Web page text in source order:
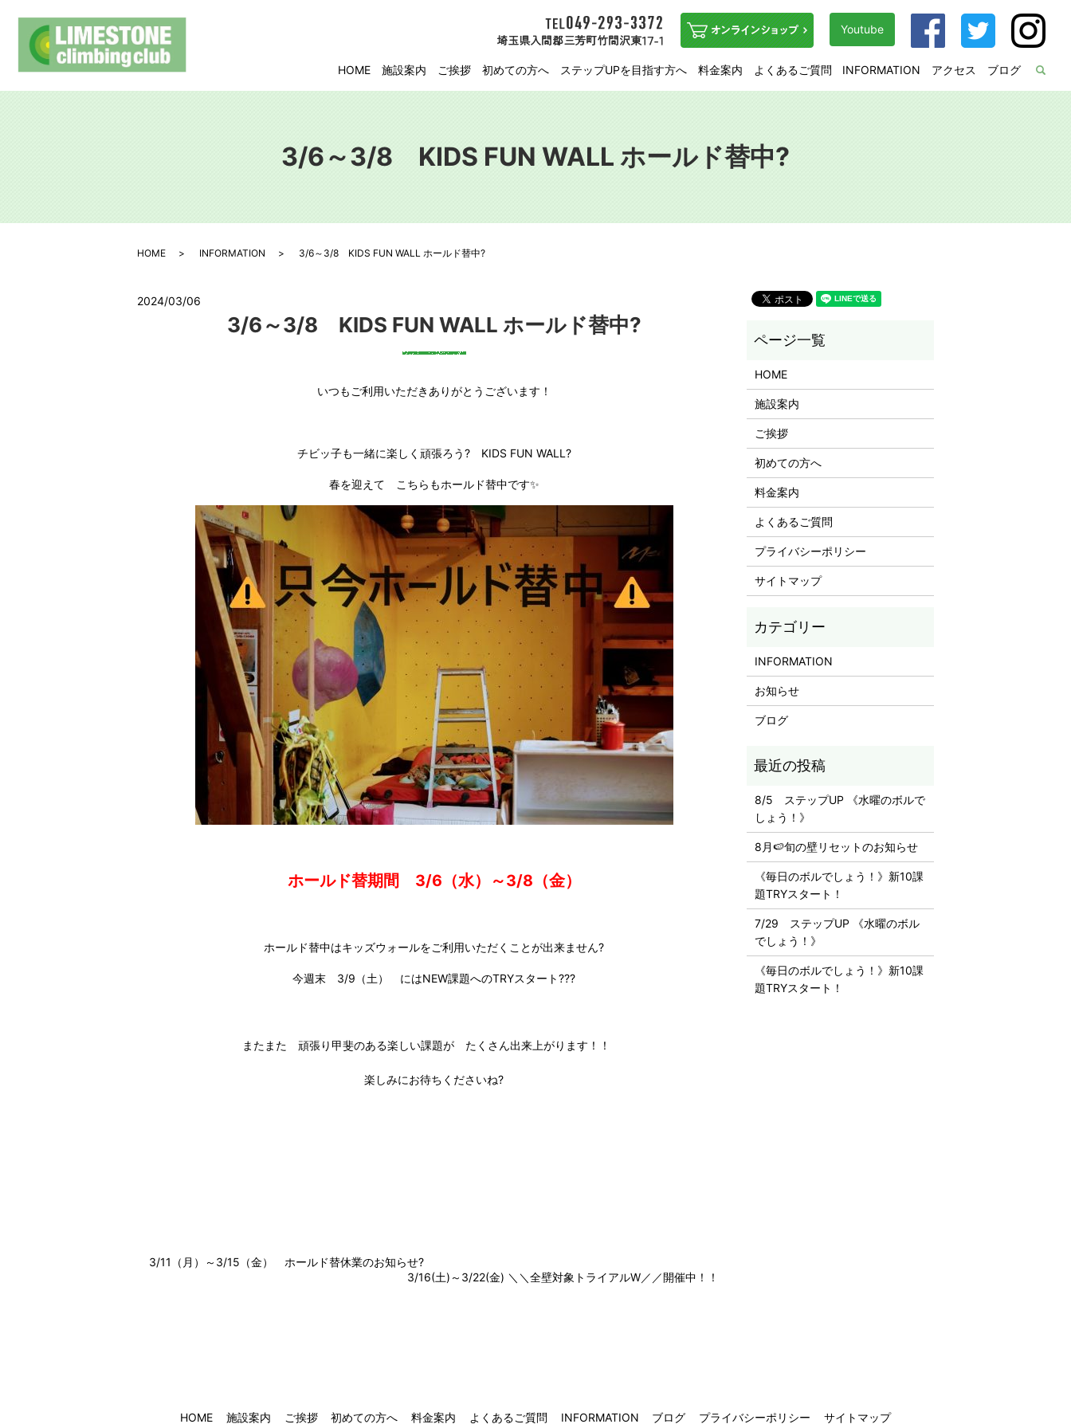
HOME 施設案内 ご挨拶 初めての方へ ステップUPを目指す方へ 料金案内 よくあるご質問 INFORMATION アクセス ブログ
Youtube
3/6～3/8 KIDS FUN WALL ホールド替中?
HOME INFORMATION 3/6～3/8 KIDS FUN WALL ホールド替中?
2024/03/06
3/6～3/8 KIDS FUN WALL ホールド替中?
いつもご利用いただきありがとうございます！
チビッ子も一緒に楽しく頑張ろう? KIDS FUN WALL?
春を迎えて こちらもホールド替中です✨
ホールド替期間 3/6（水）～3/8（金）
ホールド替中はキッズウォールをご利用いただくことが出来ません?
今週末 3/9（土） にはNEW課題へのTRYスタート???
またまた 頑張り甲斐のある楽しい課題が たくさん出来上がります！！
楽しみにお待ちくださいね?
3/11（月）～3/15（金） ホールド替休業のお知らせ?
3/16(土)～3/22(金) ＼＼全壁対象トライアルW／／開催中！！
HOME
施設案内
ご挨拶
初めての方へ
料金案内
よくあるご質問
プライバシーポリシー
サイトマップ
INFORMATION
お知らせ
ブログ
8/5 ステップUP 《水曜のボルで
しょう！》
8月🍉旬の壁リセットのお知らせ
《毎日のボルでしょう！》新10課
題TRYスタート！
7/29 ステップUP 《水曜のボル
でしょう！》
《毎日のボルでしょう！》新10課
題TRYスタート！
HOME 施設案内 ご挨拶 初めての方へ 料金案内 よくあるご質問 INFORMATION ブログ プライバシーポリシー サイトマップ